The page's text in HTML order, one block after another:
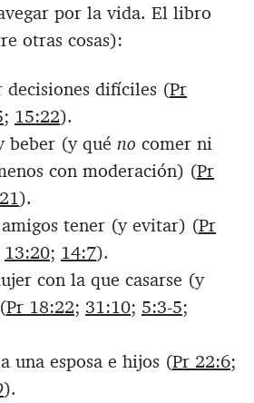
por la vida. El libro
otras cosas):
decisiones difíciles (Pr
; 15:22).
beber (y qué no comer ni
con moderación) (Pr
).
tener (y evitar) (Pr
13:20; 14:7).
con la que casarse (y
Pr 18:22; 31:10; 5:3-5;
una esposa e hijos (Pr 22:6;
).